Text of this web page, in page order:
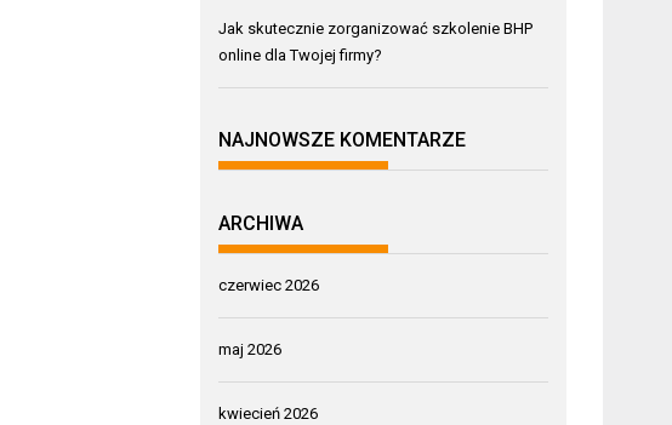
Jak skutecznie zorganizować szkolenie BHP
online dla Twojej firmy?
NAJNOWSZE KOMENTARZE
ARCHIWA
czerwiec 2026
maj 2026
kwiecień 2026